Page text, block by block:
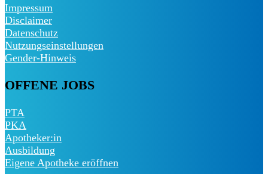
Impressum
Disclaimer
Datenschutz
Nutzungseinstellungen
Gender-Hinweis
OFFENE JOBS
PTA
PKA
Apotheker:in
Ausbildung
Eigene Apotheke eröffnen